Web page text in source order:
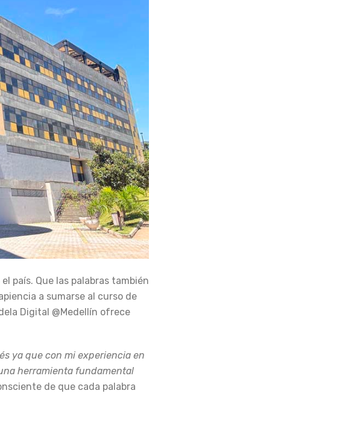
país. Que las palabras también
a sumarse al curso de
Digital @Medellín ofrece
ya que con mi experiencia en
herramienta fundamental
de que cada palabra